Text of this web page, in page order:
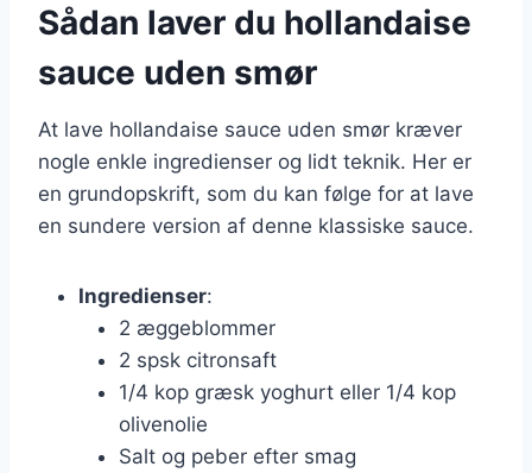
Sådan laver du hollandaise
sauce uden smør
At lave hollandaise sauce uden smør kræver
nogle enkle ingredienser og lidt teknik. Her er
en grundopskrift, som du kan følge for at lave
en sundere version af denne klassiske sauce.
Ingredienser:
2 æggeblommer
2 spsk citronsaft
1/4 kop græsk yoghurt eller 1/4 kop
olivenolie
Salt og peber efter smag